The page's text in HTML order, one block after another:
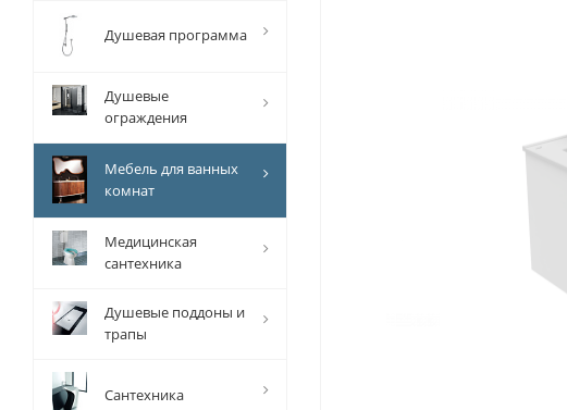
Душевая программа
Душевые
ограждения
Мебель для ванных
комнат
Медицинская
сантехника
Душевые поддоны и
трапы
Сантехника